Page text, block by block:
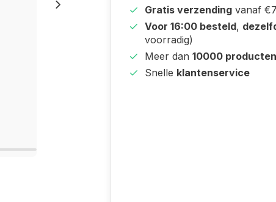
Gratis verzending vanaf
Voor 16:00 besteld,
voorradig)
Meer dan 10000 producten
Snelle klantenservice